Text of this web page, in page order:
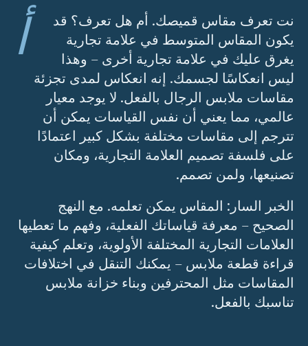
أ
نت تعرف مقاس قميصك. أم هل تعرف؟ قد
يكون المقاس المتوسط في علامة تجارية
يغرق عليك في علامة تجارية أخرى – وهذا
ليس انعكاسًا لجسمك. إنه انعكاس لمدى تجزئة
مقاسات ملابس الرجال بالفعل. لا يوجد معيار
عالمي، مما يعني أن نفس القياسات يمكن أن
تترجم إلى مقاسات مختلفة بشكل كبير اعتمادًا
على فلسفة تصميم العلامة التجارية، ومكان
تصنيعها، ولمن تصمم.
الخبر السار: المقاس يمكن تعلمه. مع النهج
الصحيح – معرفة قياساتك الفعلية، وفهم ما تعطيها
العلامات التجارية المختلفة الأولوية، وتعلم كيفية
قراءة قطعة ملابس – يمكنك التنقل في اختلافات
المقاسات مثل المحترفين وبناء خزانة ملابس
تناسبك بالفعل.